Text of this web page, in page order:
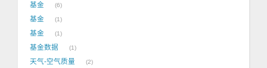
基金 6
基金 1
基金 1
基金数据 1
天气-空气质量 2